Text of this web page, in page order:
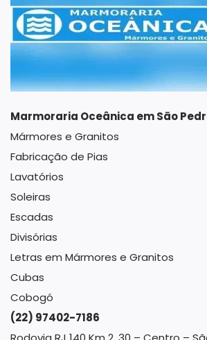
Marmoraria Oceânica em São
Mármores e Granitos
Fabricação de Pias
Lavatórios
Soleiras
Escadas
Divisórias
Letras em Mármores e Granitos
Cubas
Cobogó
(22) 97402-7186